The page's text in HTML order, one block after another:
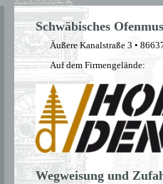
Schwäbisches
Äußere Kanalstraße 3 •
Auf dem Firmengelände:
Wegweisung und